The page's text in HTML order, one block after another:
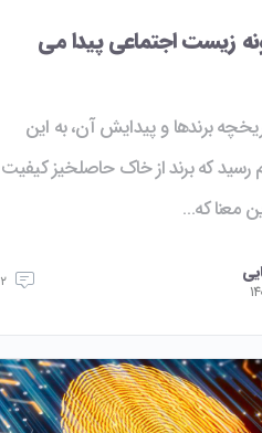
زیست اجتماعی پیدا می
برندها و پیدایش آن، به این
رسید که برند از خاک حاصلخیز کیفیت
معنا که…
۲